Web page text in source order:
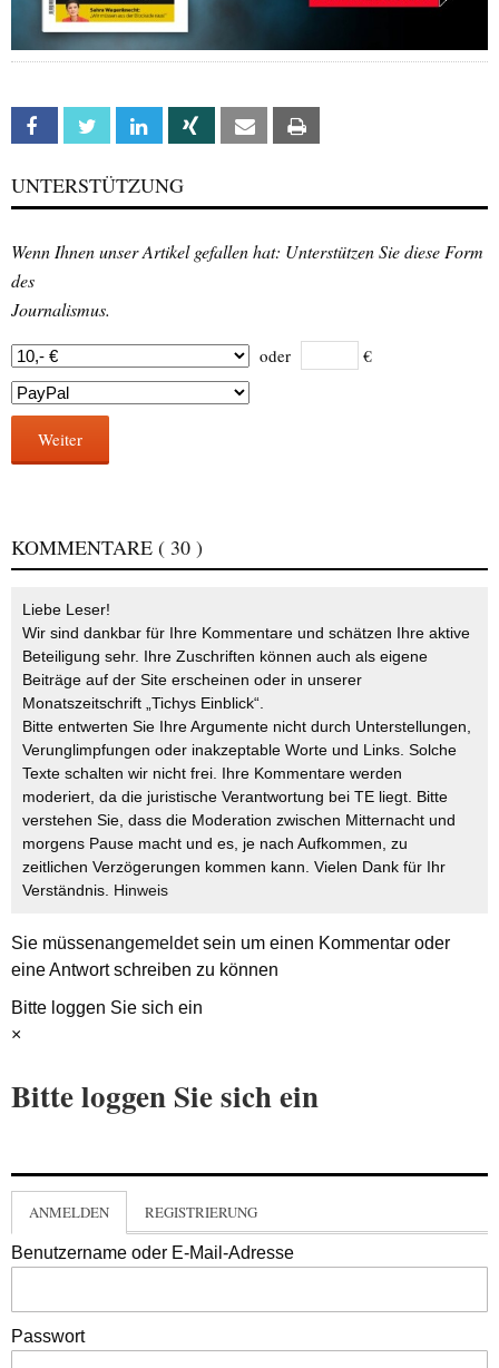
Facebook Twitter Linkedin Xing Email
UNTERSTÜTZUNG
Wenn Ihnen unser Artikel gefallen hat: Unterstützen Sie diese Form
des
Journalismus.
oder €
Weiter
KOMMENTARE ( 30 )
Liebe Leser!
Wir sind dankbar für Ihre Kommentare und schätzen Ihre aktive
Beteiligung sehr. Ihre Zuschriften können auch als eigene
Beiträge auf der Site erscheinen oder in unserer
Monatszeitschrift „Tichys Einblick“.
Bitte entwerten Sie Ihre Argumente nicht durch Unterstellungen,
Verunglimpfungen oder inakzeptable Worte und Links. Solche
Texte schalten wir nicht frei. Ihre Kommentare werden
moderiert, da die juristische Verantwortung bei TE liegt. Bitte
verstehen Sie, dass die Moderation zwischen Mitternacht und
morgens Pause macht und es, je nach Aufkommen, zu
zeitlichen Verzögerungen kommen kann. Vielen Dank für Ihr
Verständnis. Hinweis
Sie müssenangemeldetsein um einen Kommentar oder
eine Antwort schreiben zu können
Bitte loggen Sie sich ein
×
Bitte loggen Sie sich ein
ANMELDEN REGISTRIERUNG
Benutzername oder E-Mail-Adresse
Passwort